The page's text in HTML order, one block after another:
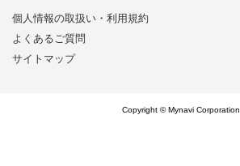
個人情報の取扱い・利用規約
よくあるご質問
サイトマップ
Copyright © Mynavi Corporation